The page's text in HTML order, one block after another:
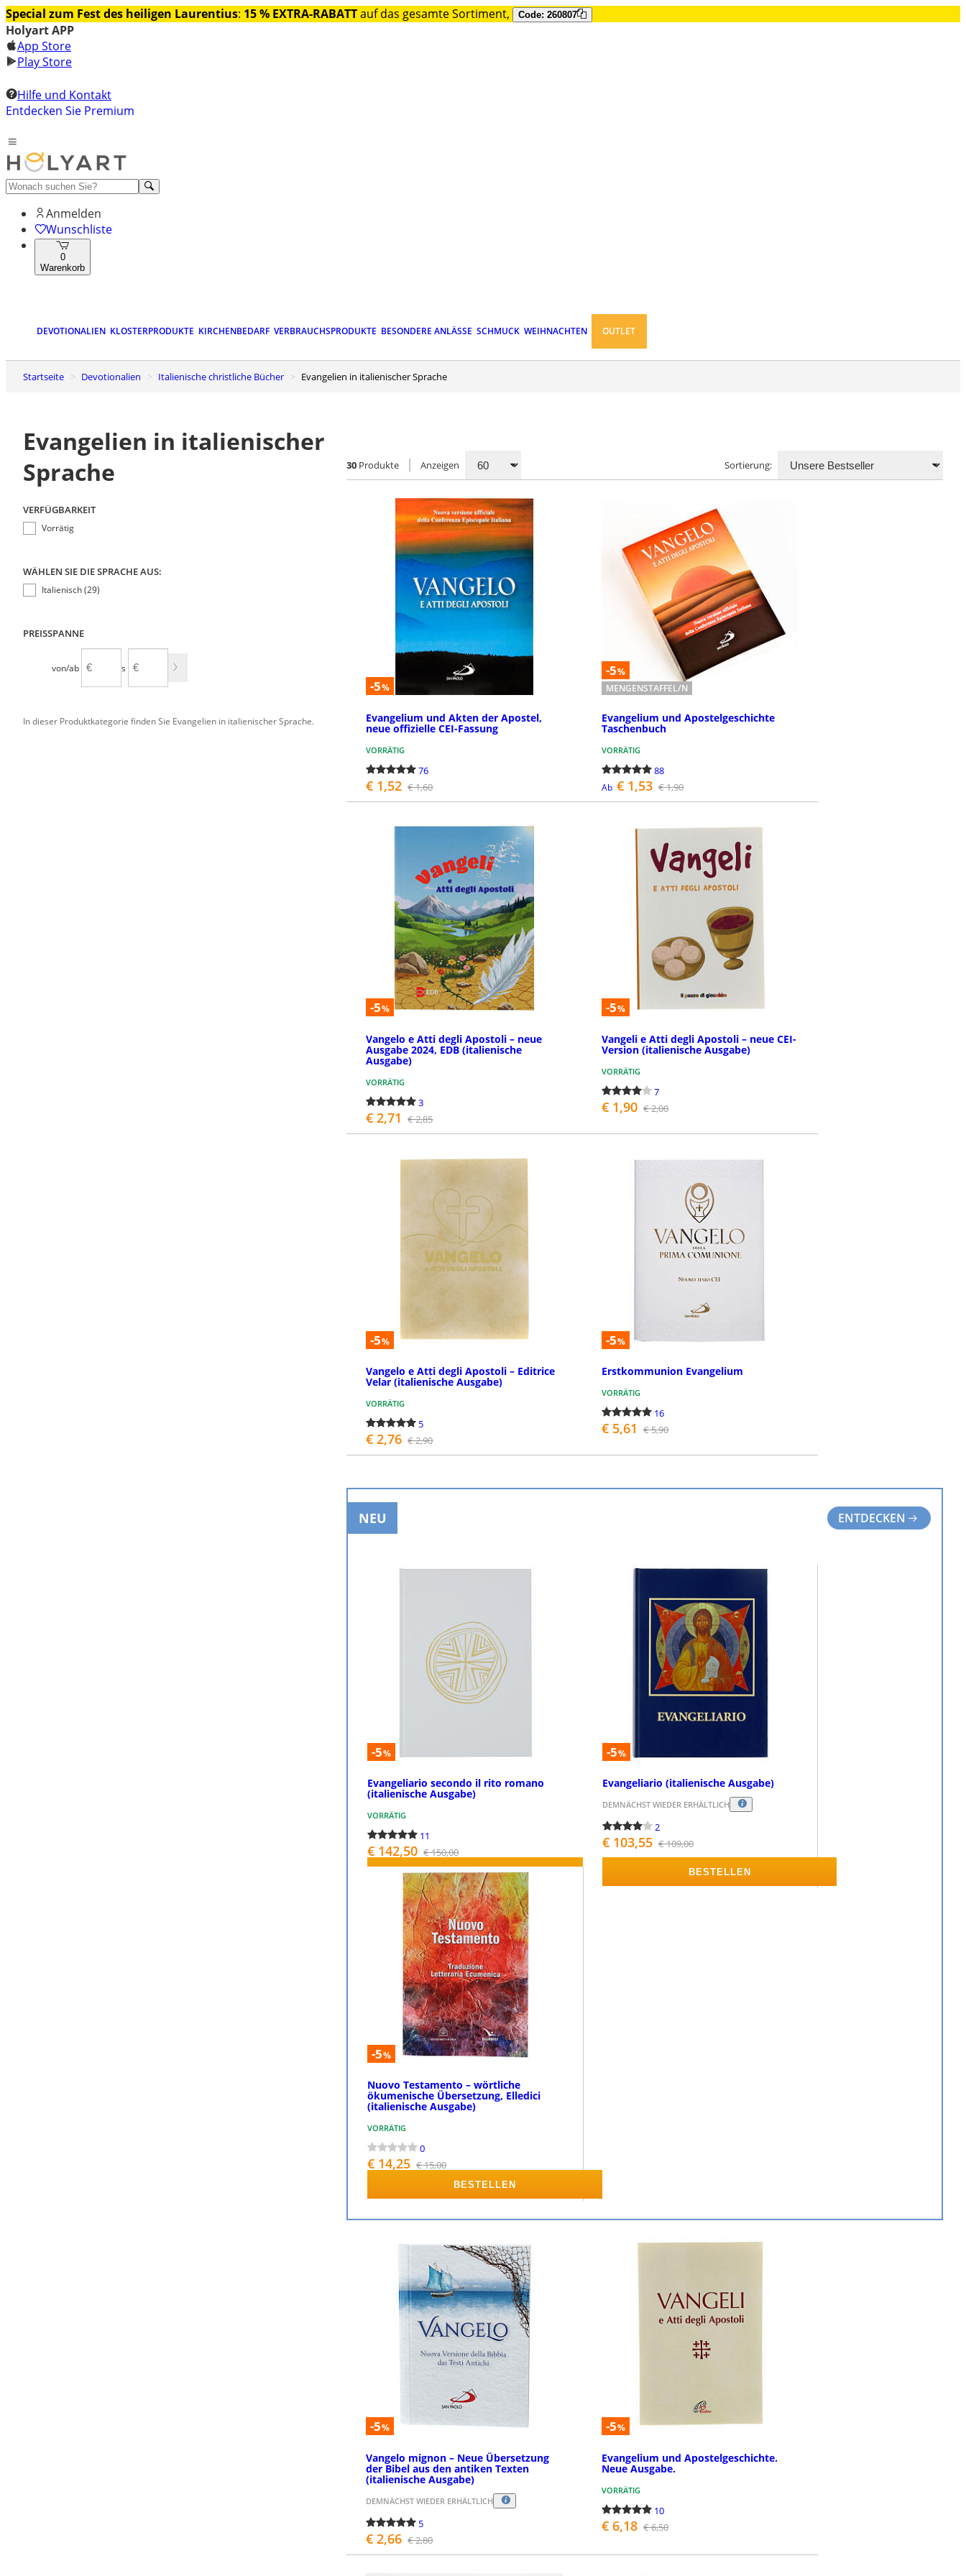
Special zum Fest des heiligen Laurentius: 15 % EXTRA-RABATTauf das gesamte Sortiment, Code: 260807
Holyart APP
App Store
Play Store
Hilfe und Kontakt
Entdecken Sie Premium
Anmelden
Wunschliste
0
Warenkorb
DEVOTIONALIEN KLOSTERPRODUKTE KIRCHENBEDARF VERBRAUCHSPRODUKTE BESONDERE ANLÄSSE SCHMUCK WEIHNACHTEN OUTLET
Startseite Devotionalien Italienische christliche Bücher Evangelien in italienischer Sprache
Evangelien in italienischer
Sprache
VERFÜGBARKEIT
Vorrätig
WÄHLEN SIE DIE SPRACHE AUS:
Italienisch (29)
PREISSPANNE
von/ab bis
In dieser Produktkategorie finden Sie Evangelien in italienischer Sprache.
30 Produkte Anzeigen Sortierung:
-5%
Evangelium und Akten der Apostel,
neue offizielle CEI-Fassung
VORRÄTIG
76
€ 1,52 € 1,60
-5%
MENGENSTAFFEL/N
Evangelium und Apostelgeschichte
Taschenbuch
VORRÄTIG
88
Ab € 1,53 € 1,90
-5%
Vangelo e Atti degli Apostoli – neue
Ausgabe 2024, EDB (italienische
Ausgabe)
VORRÄTIG
3
€ 2,71 € 2,85
-5%
Vangeli e Atti degli Apostoli – neue CEI-
Version (italienische Ausgabe)
VORRÄTIG
7
€ 1,90 € 2,00
-5%
Vangelo e Atti degli Apostoli – Editrice
Velar (italienische Ausgabe)
VORRÄTIG
5
€ 2,76 € 2,90
-5%
Erstkommunion Evangelium
VORRÄTIG
16
€ 5,61 € 5,90
NEU ENTDECKEN
-5%
Evangeliario secondo il rito romano
(italienische Ausgabe)
VORRÄTIG
11
€ 142,50 € 150,00
BESTELLEN
-5%
Evangeliario (italienische Ausgabe)
DEMNÄCHST WIEDER ERHÄLTLICH
2
€ 103,55 € 109,00
BESTELLEN
-5%
Nuovo Testamento – wörtliche
ökumenische Übersetzung, Elledici
(italienische Ausgabe)
VORRÄTIG
0
€ 14,25 € 15,00
BESTELLEN
-5%
Vangelo mignon – Neue Übersetzung
der Bibel aus den antiken Texten
(italienische Ausgabe)
DEMNÄCHST WIEDER ERHÄLTLICH
5
€ 2,66 € 2,80
-5%
Evangelium und Apostelgeschichte.
Neue Ausgabe.
VORRÄTIG
10
€ 6,18 € 6,50